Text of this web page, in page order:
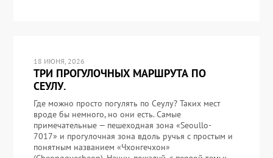
18 ИЮНЯ, 2026
ТРИ ПРОГУЛОЧНЫХ МАРШРУТА ПО
СЕУЛУ.
Где можно просто погулять по Сеулу? Таких мест
вроде бы немного, но они есть. Самые
примечательные — пешеходная зона «Seoullo-
7017» и прогулочная зона вдоль ручья с простым и
понятным названием «Чхонгечхон»